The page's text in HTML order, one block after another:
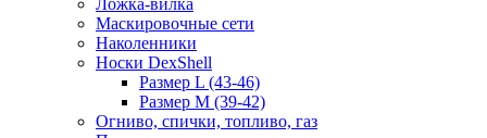
Маскировочные сети
Наколенники
Носки DexShell
Размер L (43-46)
Размер M (39-42)
Огниво, спички, топливо, газ